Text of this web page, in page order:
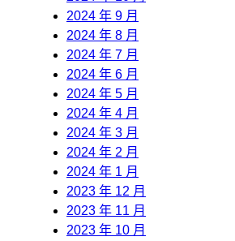
2024 年 9 月
2024 年 8 月
2024 年 7 月
2024 年 6 月
2024 年 5 月
2024 年 4 月
2024 年 3 月
2024 年 2 月
2024 年 1 月
2023 年 12 月
2023 年 11 月
2023 年 10 月